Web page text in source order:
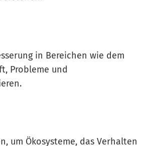
in Bereichen wie dem
Probleme und
um Ökosysteme, das Verhalten